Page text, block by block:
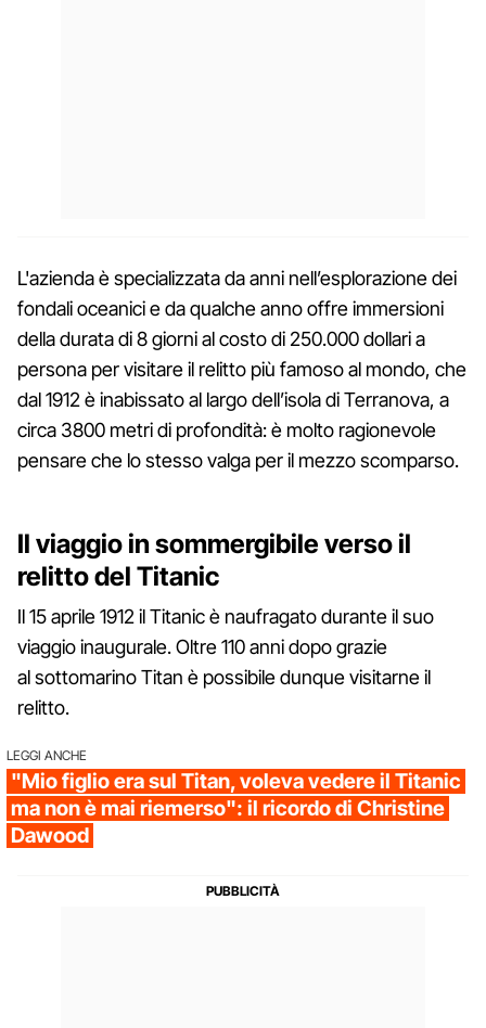
L'azienda è specializzata da anni nell’esplorazione dei
fondali oceanici e da qualche anno offre immersioni
della durata di 8 giorni al costo di 250.000 dollari a
persona per visitare il relitto più famoso al mondo, che
dal 1912 è inabissato al largo dell’isola di Terranova, a
circa 3800 metri di profondità: è molto ragionevole
pensare che lo stesso valga per il mezzo scomparso.
Il viaggio in sommergibile verso il
relitto del Titanic
Il 15 aprile 1912 il Titanic è naufragato durante il suo
viaggio inaugurale. Oltre 110 anni dopo grazie
al sottomarino Titan è possibile dunque visitarne il
relitto.
LEGGI ANCHE
"Mio figlio era sul Titan, voleva vedere il Titanic
ma non è mai riemerso": il ricordo di Christine
Dawood